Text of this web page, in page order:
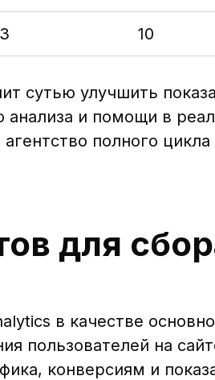
10
сутью улучшить
и помощи в
полного
для
в качестве
пользователей на
конверсиям и